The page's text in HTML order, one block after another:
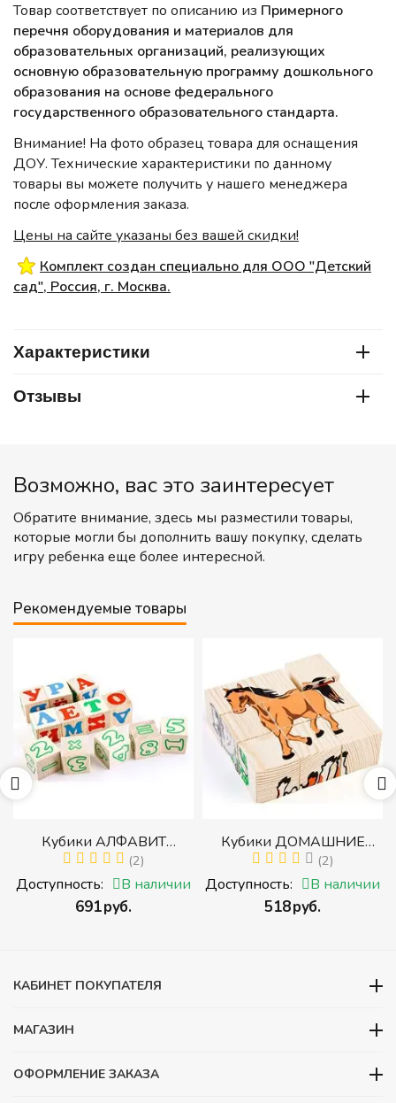
Товар соответствует по описанию из Примерного
перечня оборудования и материалов для
образовательных организаций, реализующих
основную образовательную программу дошкольного
образования на основе федерального
государственного образовательного стандарта.
Внимание! На фото образец товара для оснащения
ДОУ. Технические характеристики по данному
товары вы можете получить у нашего менеджера
после оформления заказа.
Цены на сайте указаны без вашей скидки!
Комплект создан специально для ООО "Детский
сад", Россия, г. Москва.
Характеристики
Отзывы
Возможно, вас это заинтересует
Обратите внимание, здесь мы разместили товары,
которые могли бы дополнить вашу покупку, сделать
игру ребенка еще более интересной.
Рекомендуемые товары
Кубики АЛФАВИТ
РУССКИЙ С ЦИФРАМИ
(Томик) (Набор кубиков с
буквами, цифрами,
математическими знаками
(2)
Доступность: В наличии
‍691‍руб.
Кубики ДОМАШНИЕ
ЖИВОТНЫЕ (Томик)
(Набор кубиков
разрезных (складных))
(2)
Доступность: В наличии
‍518‍руб.
КАБИНЕТ ПОКУПАТЕЛЯ
МАГАЗИН
ОФОРМЛЕНИЕ ЗАКАЗА